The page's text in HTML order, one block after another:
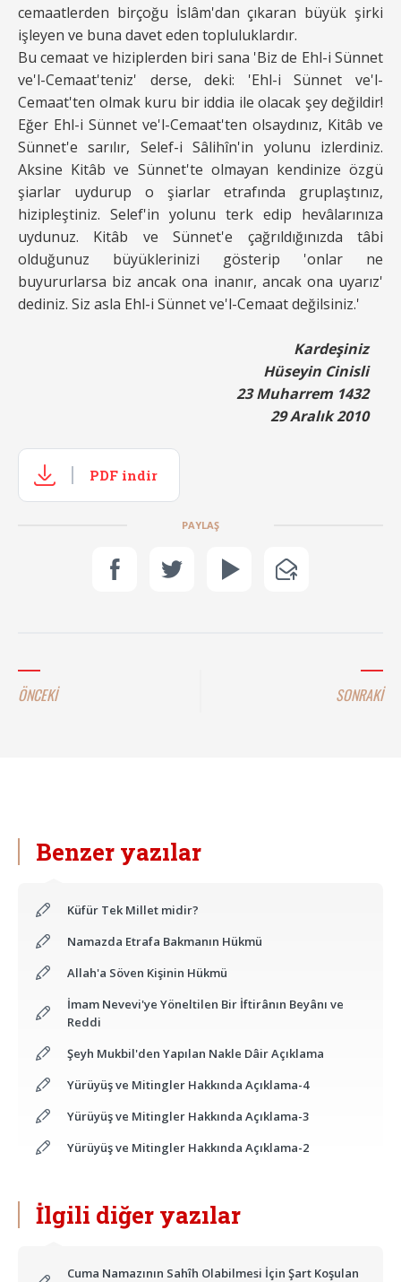
cemaatlerden birçoğu İslâm'dan çıkaran büyük şirki
işleyen ve buna davet eden topluluklardır.
Bu cemaat ve hiziplerden biri sana 'Biz de Ehl-i Sünnet
ve'l-Cemaat'teniz' derse, deki: 'Ehl-i Sünnet ve'l-
Cemaat'ten olmak kuru bir iddia ile olacak şey değildir!
Eğer Ehl-i Sünnet ve'l-Cemaat'ten olsaydınız, Kitâb ve
Sünnet'e sarılır, Selef-i Sâlihîn'in yolunu izlerdiniz.
Aksine Kitâb ve Sünnet'te olmayan kendinize özgü
şiarlar uydurup o şiarlar etrafında gruplaştınız,
hizipleştiniz. Selef'in yolunu terk edip hevâlarınıza
uydunuz. Kitâb ve Sünnet'e çağrıldığınızda tâbi
olduğunuz büyüklerinizi gösterip 'onlar ne
buyururlarsa biz ancak ona inanır, ancak ona uyarız'
dediniz. Siz asla Ehl-i Sünnet ve'l-Cemaat değilsiniz.'
Kardeşiniz
Hüseyin Cinisli
23 Muharrem 1432
29 Aralık 2010
PDF indir
PAYLAŞ
ÖNCEKİ SONRAKİ
Benzer yazılar
Küfür Tek Millet midir?
Namazda Etrafa Bakmanın Hükmü
Allah'a Söven Kişinin Hükmü
İmam Nevevi'ye Yöneltilen Bir İftirânın Beyânı ve
Reddi
Şeyh Mukbil'den Yapılan Nakle Dâir Açıklama
Yürüyüş ve Mitingler Hakkında Açıklama-4
Yürüyüş ve Mitingler Hakkında Açıklama-3
Yürüyüş ve Mitingler Hakkında Açıklama-2
İlgili diğer yazılar
Cuma Namazının Sahîh Olabilmesi İçin Şart Koşulan